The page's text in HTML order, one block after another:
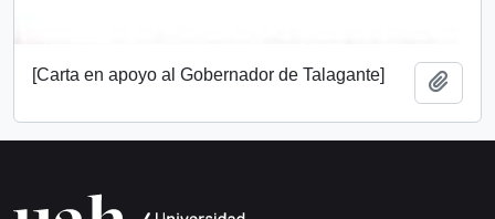
[Carta en apoyo al Gobernador de Talagante]